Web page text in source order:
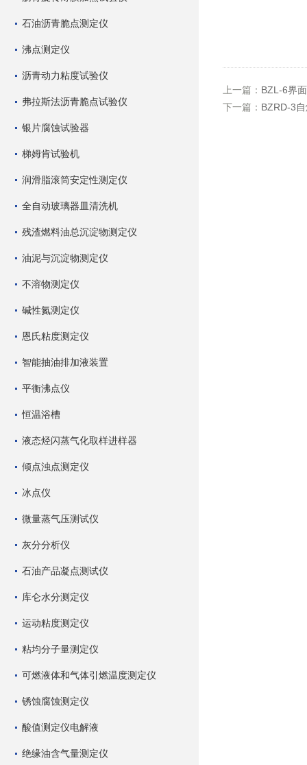
石油沥青脆点测定仪
沸点测定仪
沥青动力粘度试验仪
弗拉斯法沥青脆点试验仪
银片腐蚀试验器
梯姆肯试验机
润滑脂滚筒安定性测定仪
全自动玻璃器皿清洗机
残渣燃料油总沉淀物测定仪
油泥与沉淀物测定仪
不溶物测定仪
碱性氮测定仪
恩氏粘度测定仪
智能抽油排加液装置
平衡沸点仪
恒温浴槽
液态烃闪蒸气化取样进样器
倾点浊点测定仪
冰点仪
微量蒸气压测试仪
灰分分析仪
石油产品凝点测试仪
库仑水分测定仪
运动粘度测定仪
粘均分子量测定仪
可燃液体和气体引燃温度测定仪
锈蚀腐蚀测定仪
酸值测定仪电解液
绝缘油含气量测定仪
上一篇： BZL-6界
下一篇： BZRD-3